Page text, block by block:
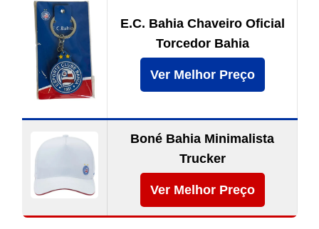
E.C. Bahia Chaveiro Oficial
Torcedor Bahia
Ver Melhor Preço
Boné Bahia Minimalista
Trucker
Ver Melhor Preço